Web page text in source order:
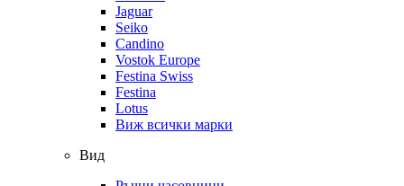
Jaguar
Seiko
Candino
Vostok Europe
Festina Swiss
Festina
Lotus
Виж всички марки
Вид